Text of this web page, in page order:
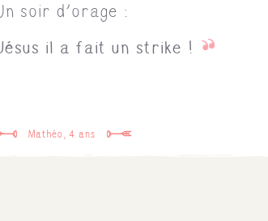
soir d'orage :
il a fait un strike !
Mathéo, 4 ans